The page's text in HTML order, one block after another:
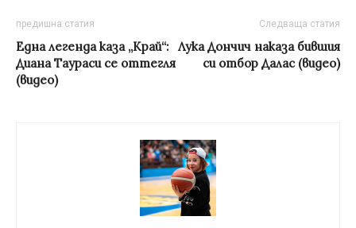
предишна статия
Eдна легенда каза „Край“:
Диана Таураси се оттегля
(видео)
Следваща статия
Лука Дончич наказа бившия
си отбор Далас (видео)